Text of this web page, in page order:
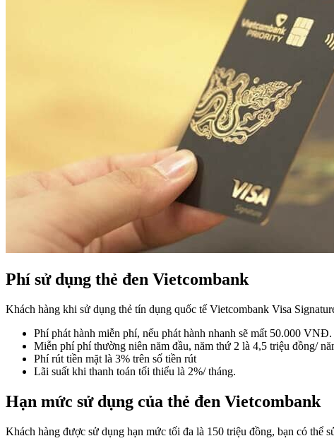
Phí sử dụng thẻ đen Vietcombank
Khách hàng khi sử dụng thẻ tín dụng quốc tế Vietcombank Visa
Phí phát hành miễn phí, nếu phát hành nhanh sẽ mất 50.000
Miễn phí phí thường niên năm đầu, năm thứ 2 là 4,5 triệu đồng/
Phí rút tiền mặt là 3% trên số tiền rút
Lãi suất khi thanh toán tối thiểu là 2%/ tháng.
Hạn mức sử dụng của thẻ đen Vietcombank
Khách hàng được sử dụng hạn mức tối đa là 150 triệu đồng, bạn có thể